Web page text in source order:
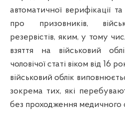
автоматичної верифікації
про призовників,
резервістів, яким, у тому
взяття на військовий
чоловічої статі віком від 16
військовий облік
зокрема тих, які
без проходження медичного